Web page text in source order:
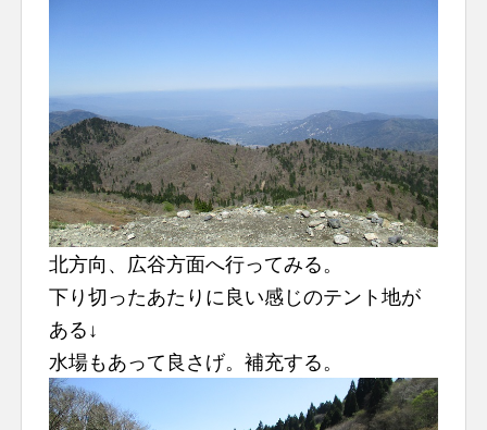
北方向、広谷方面へ行ってみる。
下り切ったあたりに良い感じのテント地が
ある↓
水場もあって良さげ。補充する。